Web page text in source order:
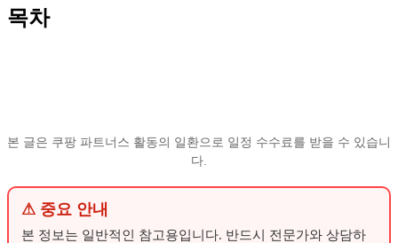
목차
본 글은 쿠팡 파트너스 활동의 일환으로 일정 수수료를 받을 수 있습니
다.
⚠ 중요 안내
본 정보는 일반적인 참고용입니다. 반드시 전문가와 상담하